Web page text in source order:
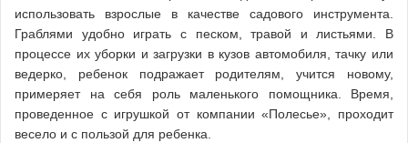
использовать взрослые в качестве садового инструмента.
Граблями удобно играть с песком, травой и листьями. В
процессе их уборки и загрузки в кузов автомобиля, тачку или
ведерко, ребенок подражает родителям, учится новому,
примеряет на себя роль маленького помощника. Время,
проведенное с игрушкой от компании «Полесье», проходит
весело и с пользой для ребенка.